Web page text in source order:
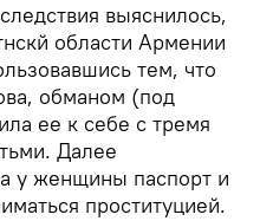
выяснилось,
области Армении
тем, что
обманом (под
ее к себе с тремя
Далее
у женщины паспорт и
проституцией.